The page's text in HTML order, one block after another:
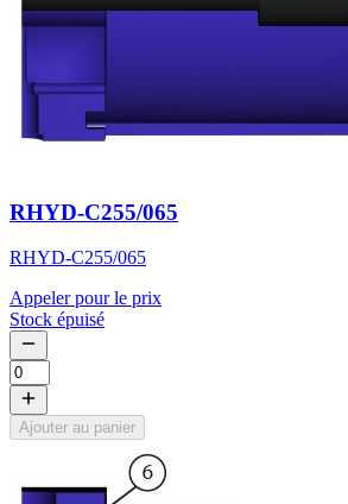
RHYD-C255/065
RHYD-C255/065
Appeler pour le prix
Stock épuisé
Ajouter au panier